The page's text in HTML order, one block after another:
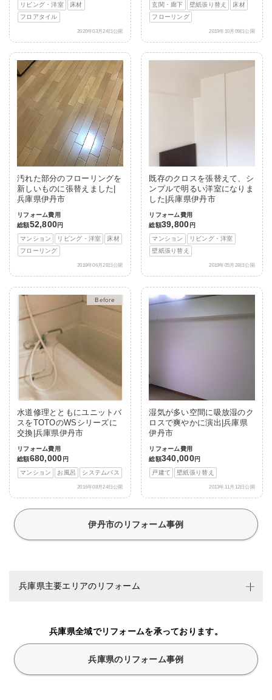
リビング・洋室
床材
フロアタイル
2020年03月24日公開
玄関・廊下
壁紙張り替え
床材
フローリング
2019年10月09日公開
汚れた部分のフローリングを
新しいものに張替えました|
兵庫県伊丹市
リフォーム費用
総額52,800円
マンション
リビング・洋室
床材
フローリング
2019年06月28日公開
既存のクロスを張替えて、シ
ンプルで明るい洋室になりま
した|兵庫県伊丹市
リフォーム費用
総額39,800 円
マンション
リビング・洋室
壁紙張り替え
2019年05月28日公開
After
水道修理とともにユニットバ
スをTOTOのWSシリーズに
交換|兵庫県伊丹市
リフォーム費用
総額680,000 円
マンション
お風呂 システムバス
2016年08月24日公開
湿気が多い空間に吸放湿のク
ロスで爽やかに演出|兵庫県
伊丹市
リフォーム費用
総額340,000円
戸建て
壁紙張り替え
2013年11月12日公開
伊丹市のリフォーム事例
兵庫県主要エリアのリフォーム
兵庫県全域でリフォームを承っております。
兵庫県のリフォーム事例